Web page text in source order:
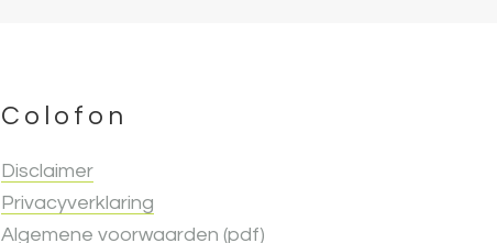
Colofon
Disclaimer
Privacyverklaring
Algemene voorwaarden (pdf)